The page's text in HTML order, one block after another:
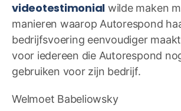
videotestimonial wilde maken
manieren waarop Autorespond
bedrijfsvoering eenvoudiger
voor iedereen die Autorespond
gebruiken voor zijn bedrijf.
Welmoet Babeliowsky